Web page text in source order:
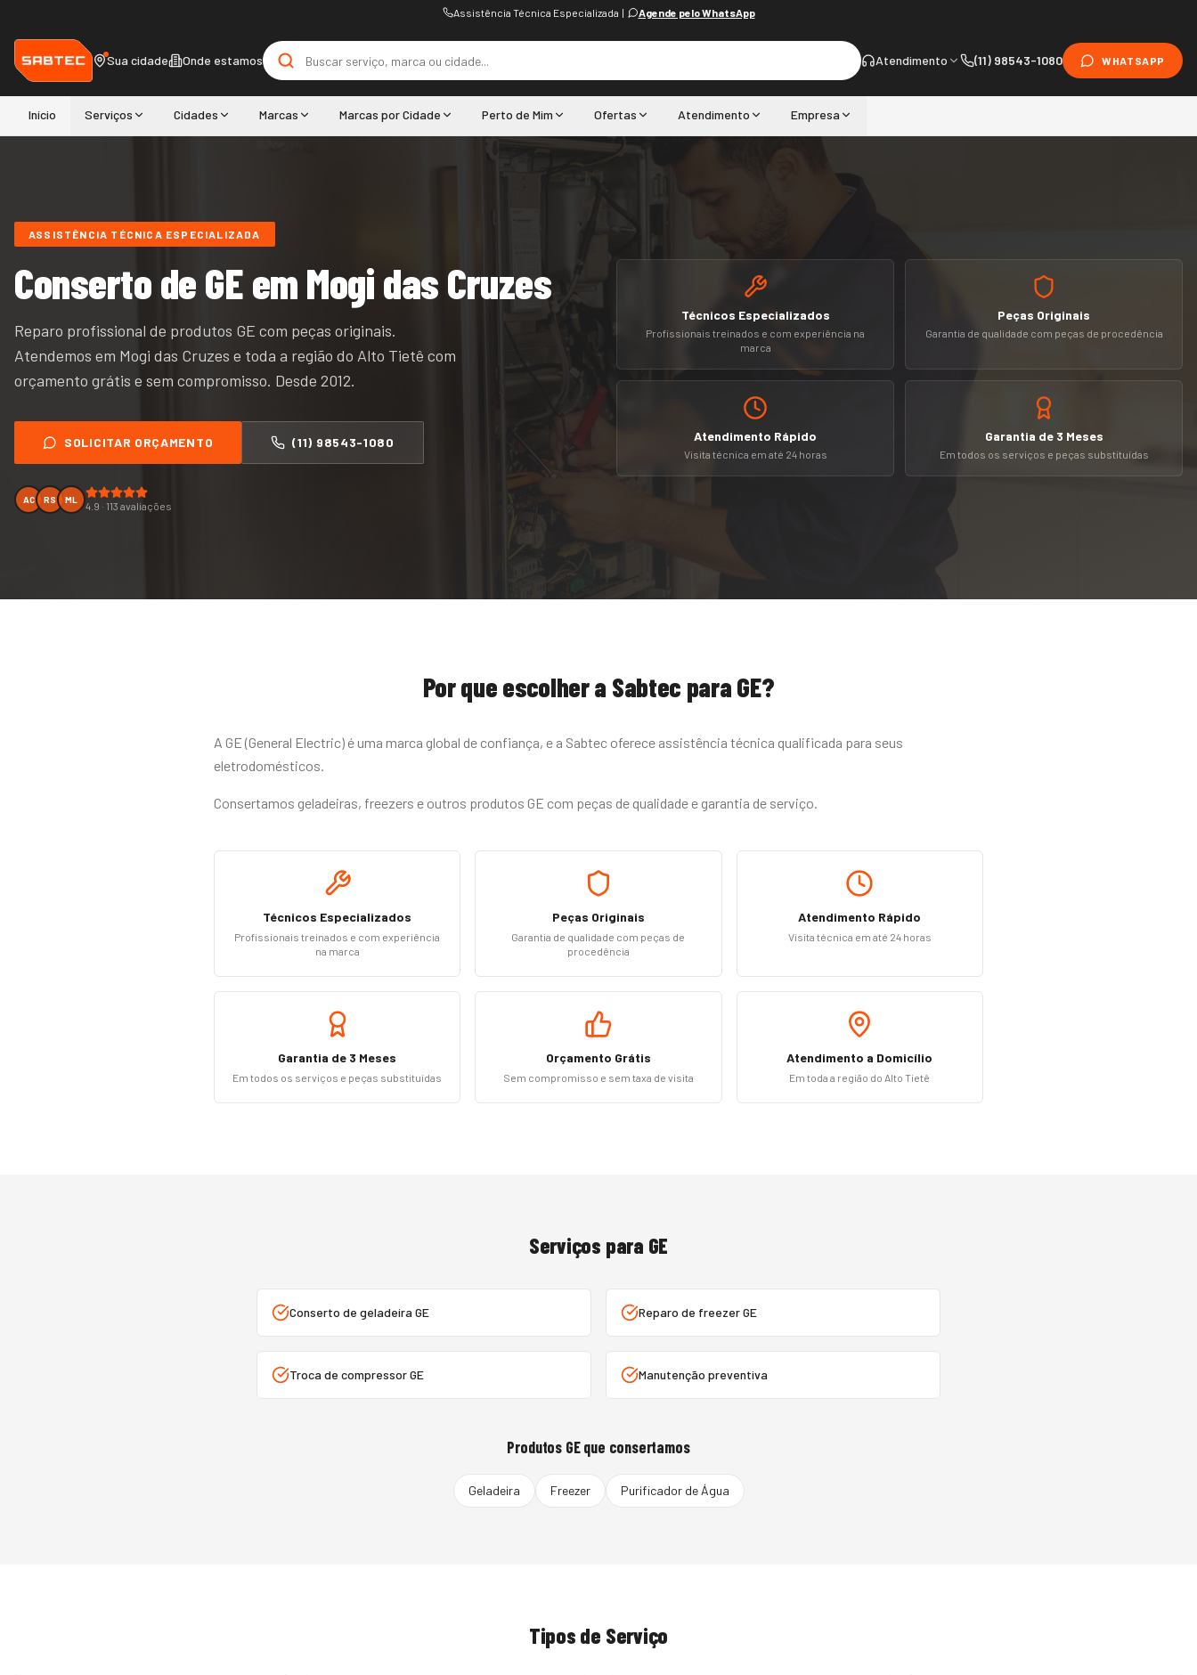
Assistência Técnica Especializada | Agende pelo WhatsApp
Sua cidade Onde estamos Atendimento (11) 98543-1080 WHATSAPP
Início Serviços Cidades Marcas Marcas por Cidade Perto de Mim Ofertas Atendimento Empresa
ASSISTÊNCIA TÉCNICA ESPECIALIZADA
Conserto deGEem Mogi das Cruzes
Reparo profissional de produtos GE com peças originais.
Atendemos em Mogi das Cruzes e toda a região do Alto Tietê com
orçamento grátis e sem compromisso. Desde 2012.
SOLICITAR ORÇAMENTO (11) 98543-1080
AC RS ML
4.9 · 113 avaliações
Técnicos Especializados
Profissionais treinados e com experiência na
marca
Peças Originais
Garantia de qualidade com peças de procedência
Atendimento Rápido
Visita técnica em até 24 horas
Garantia de 3 Meses
Em todos os serviços e peças substituídas
Por que escolher a Sabtec paraGE?
A GE (General Electric) é uma marca global de confiança, e a Sabtec oferece assistência técnica qualificada para seus
eletrodomésticos.
Consertamos geladeiras, freezers e outros produtos GE com peças de qualidade e garantia de serviço.
Técnicos Especializados
Profissionais treinados e com experiência
na marca
Peças Originais
Garantia de qualidade com peças de
procedência
Atendimento Rápido
Visita técnica em até 24 horas
Garantia de 3 Meses
Em todos os serviços e peças substituídas
Orçamento Grátis
Sem compromisso e sem taxa de visita
Atendimento a Domicílio
Em toda a região do Alto Tietê
Serviços para GE
Conserto de geladeira GE Reparo de freezer GE
Troca de compressor GE Manutenção preventiva
Produtos GEque consertamos
Geladeira Freezer Purificador de Água
Tipos de Serviço